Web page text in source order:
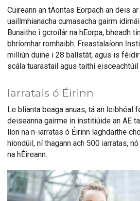
Cuireann an tAontas Eorpach an deis
uaillmhianacha cumasacha gairm
Bunaithe i gcroílár na hEorpa, bheadh
bhríomhar romhaibh. Freastalaíonn
milliún duine i 28 ballstát, agus is
scála tuarastail agus taithí eisceachtúil
Iarratais ó Éirinn
Le blianta beaga anuas, tá an leibhéal
deiseanna gairme in institiúide an AE
líon na n-iarratas ó Éirinn laghdaithe
hiondúil, ní thagann ach 500 iarratas,
na hÉireann.